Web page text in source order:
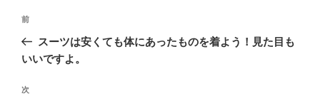
投
ゲ
前
の
投
前
スーツは安くても体にあったものを着よう！見た目も
いいですよ。
次
次